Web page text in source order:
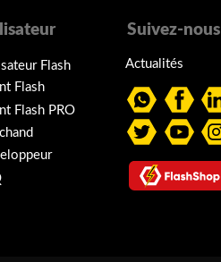
Flash
Flash
Flash PRO
Suivez-nous
Actualités